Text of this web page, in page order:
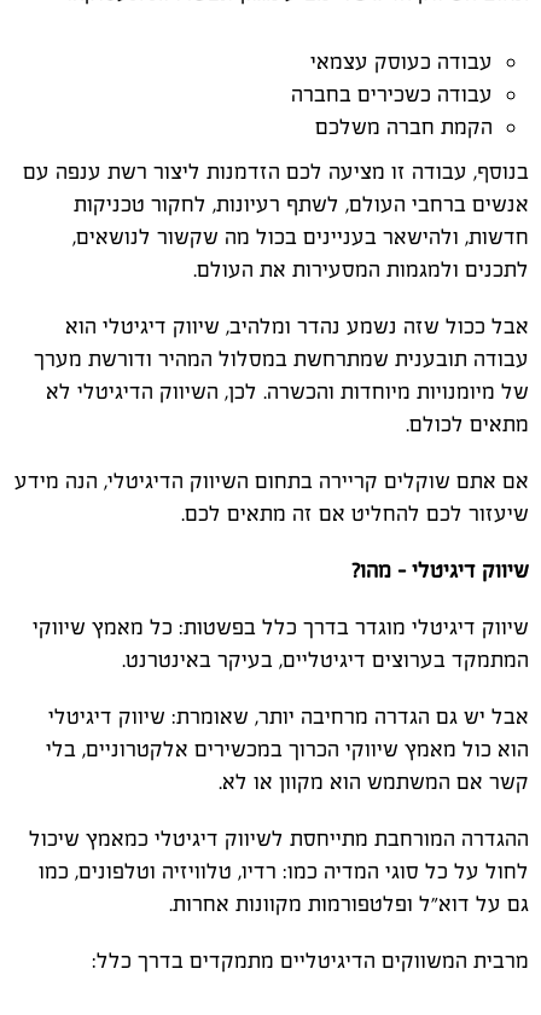
עבודה כעוסק עצמאי
עבודה כשכירים בחברה
הקמת חברה משלכם
בנוסף, עבודה זו מציעה לכם הזדמנות ליצור רשת ענפה עם
אנשים ברחבי העולם, לשתף רעיונות, לחקור טכניקות
חדשות, ולהישאר בעניינים בכול מה שקשור לנושאים,
לתכנים ולמגמות המסעירות את העולם.
אבל ככול שזה נשמע נהדר ומלהיב, שיווק דיגיטלי הוא
עבודה תובענית שמתרחשת במסלול המהיר ודורשת מערך
של מיומנויות מיוחדות והכשרה. לכן, השיווק הדיגיטלי לא
מתאים לכולם.
אם אתם שוקלים קריירה בתחום השיווק הדיגיטלי, הנה מידע
שיעזור לכם להחליט אם זה מתאים לכם.
שיווק דיגיטלי – מהו?
שיווק דיגיטלי מוגדר בדרך כלל בפשטות: כל מאמץ שיווקי
המתמקד בערוצים דיגיטליים, בעיקר באינטרנט.
אבל יש גם הגדרה מרחיבה יותר, שאומרת: שיווק דיגיטלי
הוא כול מאמץ שיווקי הכרוך במכשירים אלקטרוניים, בלי
קשר אם המשתמש הוא מקוון או לא.
ההגדרה המורחבת מתייחסת לשיווק דיגיטלי כמאמץ שיכול
לחול על כל סוגי המדיה כמו: רדיו, טלוויזיה וטלפונים, כמו
גם על דוא״ל ופלטפורמות מקוונות אחרות.
מרבית המשווקים הדיגיטליים מתמקדים בדרך כלל: